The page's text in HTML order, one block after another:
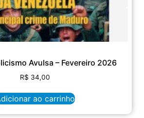
Avulsa – Fevereiro 2026
R$ 34,00
ao carrinho